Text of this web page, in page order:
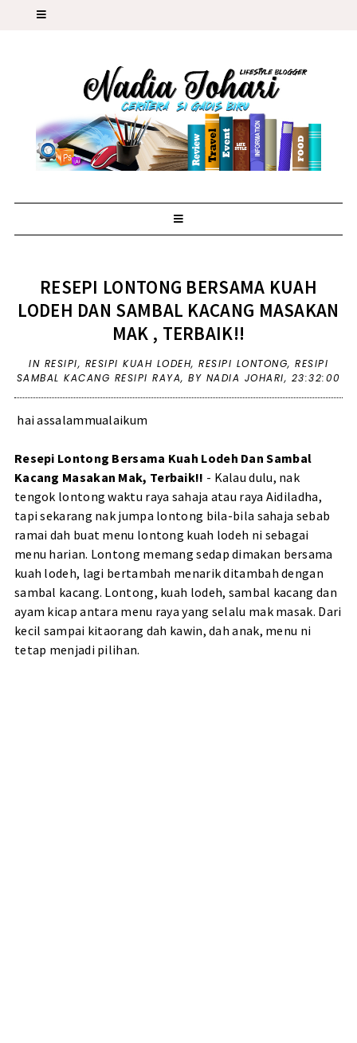
RESEPI LONTONG BERSAMA KUAH
LODEH DAN SAMBAL KACANG MASAKAN
MAK , TERBAIK!!
IN RESIPI, RESIPI KUAH LODEH, RESIPI LONTONG, RESIPI
SAMBAL KACANG RESIPI RAYA, BY NADIA JOHARI, 23:32:00
hai assalammualaikum
Resepi Lontong Bersama Kuah Lodeh Dan Sambal
Kacang Masakan Mak, Terbaik!! - Kalau dulu, nak
tengok lontong waktu raya sahaja atau raya Aidiladha,
tapi sekarang nak jumpa lontong bila-bila sahaja sebab
ramai dah buat menu lontong kuah lodeh ni sebagai
menu harian. Lontong memang sedap dimakan bersama
kuah lodeh, lagi bertambah menarik ditambah dengan
sambal kacang. Lontong, kuah lodeh, sambal kacang dan
ayam kicap antara menu raya yang selalu mak masak. Dari
kecil sampai kitaorang dah kawin, dah anak, menu ni
tetap menjadi pilihan.